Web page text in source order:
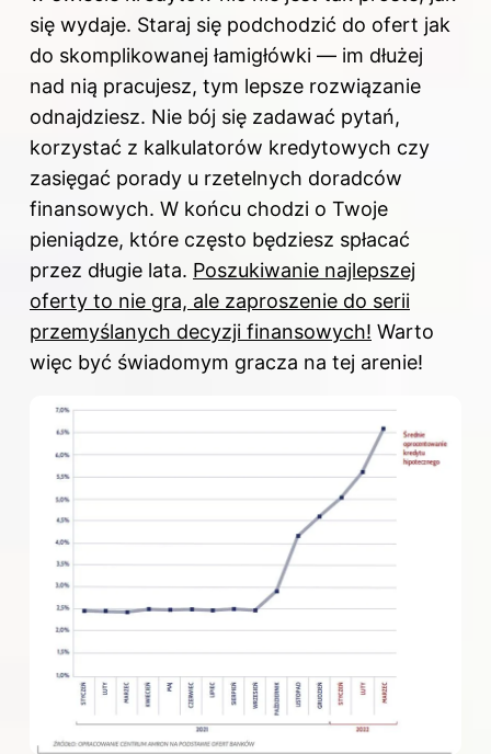
się wydaje. Staraj się podchodzić do ofert jak
do skomplikowanej łamigłówki — im dłużej
nad nią pracujesz, tym lepsze rozwiązanie
odnajdziesz. Nie bój się zadawać pytań,
korzystać z kalkulatorów kredytowych czy
zasięgać porady u rzetelnych doradców
finansowych. W końcu chodzi o Twoje
pieniądze, które często będziesz spłacać
przez długie lata. Poszukiwanie najlepszej
oferty to nie gra, ale zaproszenie do serii
przemyślanych decyzji finansowych! Warto
więc być świadomym gracza na tej arenie!